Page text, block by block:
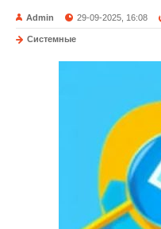
Admin 29-09-2025, 16:08
Системные